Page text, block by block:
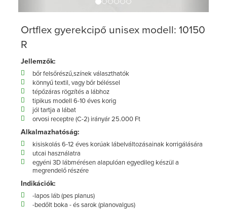
Ortflex gyerekcipő unisex modell: 10150
R
Jellemzők:
bőr felsőrészű,színek választhatók
könnyű textil, vagy bőr béléssel
tépőzáras rögzítés a lábhoz
tipikus modell 6-10 éves korig
jól tartja a lábat
orvosi receptre (C-2) irányár 25.000 Ft
Alkalmazhatóság:
kisiskolás 6-12 éves korúak lábelváltozásainak korrigálására
utcai használatra
egyéni 3D lábmérésen alapulóan egyedileg készül a
megrendelő részére
Indikációk:
-lapos láb (pes planus)
-bedőlt boka - és sarok (planovalgus)